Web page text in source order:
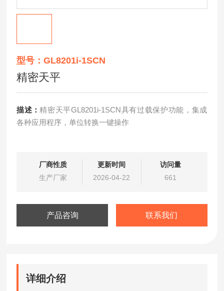
型号：GL8201i-1SCN
精密天平
描述： 精密天平GL8201i-1SCN具有过载保护功能，集成
各种应用程序，单位转换一键操作
厂商性质
生产厂家
更新时间
2026-04-22
访问量
661
产品咨询 联系我们
详细介绍